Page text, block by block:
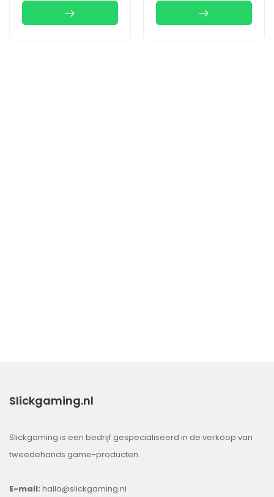
Slickgaming.nl
Slickgaming is een bedrijf gespecialiseerd in de verkoop van
tweedehands game-producten.
E-mail: hallo@slickgaming.nl